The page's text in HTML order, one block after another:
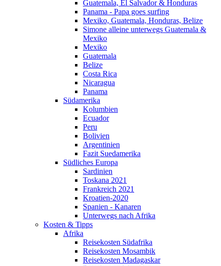
Guatemala, El Salvador & Honduras
Panama - Papa goes surfing
Mexiko, Guatemala, Honduras, Belize
Simone alleine unterwegs Guatemala &
Mexiko
Mexiko
Guatemala
Belize
Costa Rica
Nicaragua
Panama
Südamerika
Kolumbien
Ecuador
Peru
Bolivien
Argentinien
Fazit Suedamerika
Südliches Europa
Sardinien
Toskana 2021
Frankreich 2021
Kroatien-2020
Spanien - Kanaren
Unterwegs nach Afrika
Kosten & Tipps
Afrika
Reisekosten Südafrika
Reisekosten Mosambik
Reisekosten Madagaskar